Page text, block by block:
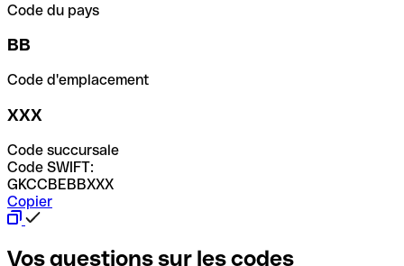
Code du pays
BB
Code d'emplacement
XXX
Code succursale
Code SWIFT:
GKCCBEBBXXX
Copier
Vos questions sur les codes